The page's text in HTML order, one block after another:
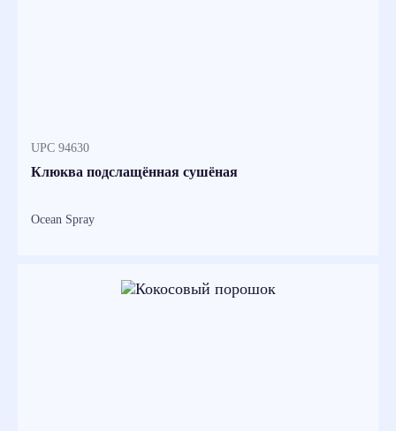
UPC 94630
Клюква подслащённая сушёная
Ocean Spray